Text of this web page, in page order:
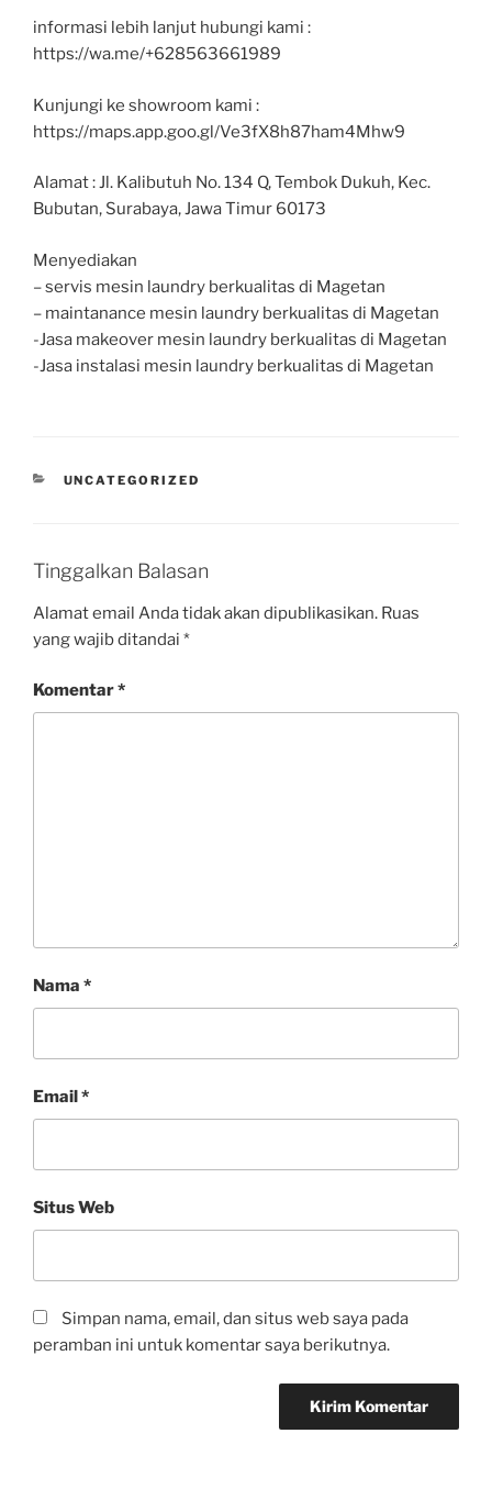
informasi lebih lanjut hubungi kami :
https://wa.me/+628563661989
Kunjungi ke showroom kami :
https://maps.app.goo.gl/Ve3fX8h87ham4Mhw9
Alamat : Jl. Kalibutuh No. 134 Q, Tembok Dukuh, Kec.
Bubutan, Surabaya, Jawa Timur 60173
Menyediakan
– servis mesin laundry berkualitas di Magetan
– maintanance mesin laundry berkualitas di Magetan
-Jasa makeover mesin laundry berkualitas di Magetan
-Jasa instalasi mesin laundry berkualitas di Magetan
UNCATEGORIZED
Tinggalkan Balasan
Alamat email Anda tidak akan dipublikasikan. Ruas
yang wajib ditandai *
Komentar*
Nama *
Email*
Situs Web
Simpan nama, email, dan situs web saya pada
peramban ini untuk komentar saya berikutnya.